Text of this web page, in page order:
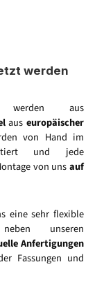
werden
werden aus
auseuropäischer
von Hand im
und jede
von unsauf
eine sehr flexible
unseren
Anfertigungen
Fassungen und